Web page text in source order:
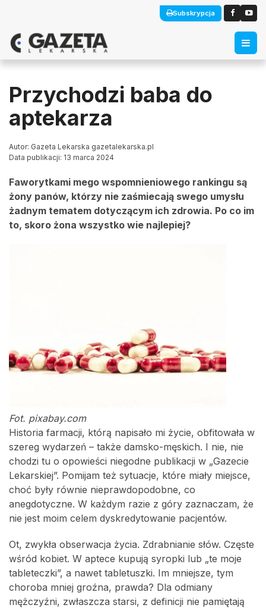
Subskrypcja
Przychodzi baba do
aptekarza
Autor: Gazeta Lekarska gazetalekarska.pl
Data publikacji: 13 marca 2024
Faworytkami mego wspomnieniowego rankingu są
żony panów, którzy nie zaśmiecają swego umysłu
żadnym tematem dotyczącym ich zdrowia. Po co im
to, skoro żona wszystko wie najlepiej?
Fot. pixabay.com
Historia farmacji, którą napisało mi życie, obfitowała w
szereg wydarzeń – także damsko-męskich. I nie, nie
chodzi tu o opowieści niegodne publikacji w „Gazecie
Lekarskiej”. Pomijam też sytuacje, które miały miejsce,
choć były równie nieprawdopodobne, co
anegdotyczne. W każdym razie z góry zaznaczam, że
nie jest moim celem dyskredytowanie pacjentów.
Ot, zwykła obserwacja życia. Zdrabnianie słów. Częste
wśród kobiet. W aptece kupują syropki lub „te moje
tableteczki”, a nawet tabletuszki. Im mniejsze, tym
choroba mniej groźna, prawda? Dla odmiany
mężczyźni, zwłaszcza starsi, z definicji nie pamiętają